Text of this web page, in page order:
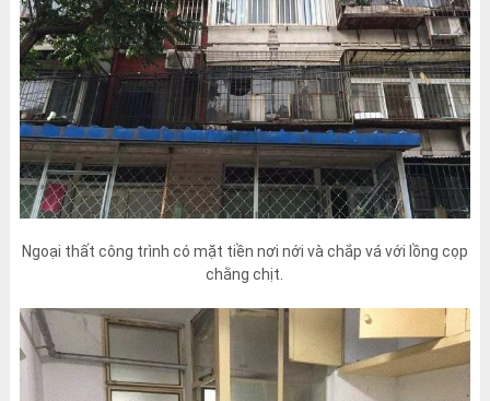
Ngoại thất công trình có mặt tiền nơi nới và chắp vá với lồng cọp
chằng chịt.